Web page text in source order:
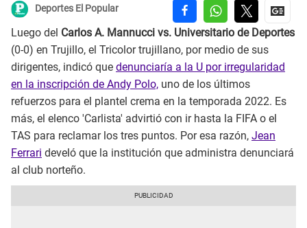
Deportes El Popular
Luego del Carlos A. Mannucci vs. Universitario de Deportes
(0-0) en Trujillo, el Tricolor trujillano, por medio de sus
dirigentes, indicó que denunciaría a la U por irregularidad
en la inscripción de Andy Polo, uno de los últimos
refuerzos para el plantel crema en la temporada 2022. Es
más, el elenco 'Carlista' advirtió con ir hasta la FIFA o el
TAS para reclamar los tres puntos. Por esa razón, Jean
Ferrari develó que la institución que administra denunciará
al club norteño.